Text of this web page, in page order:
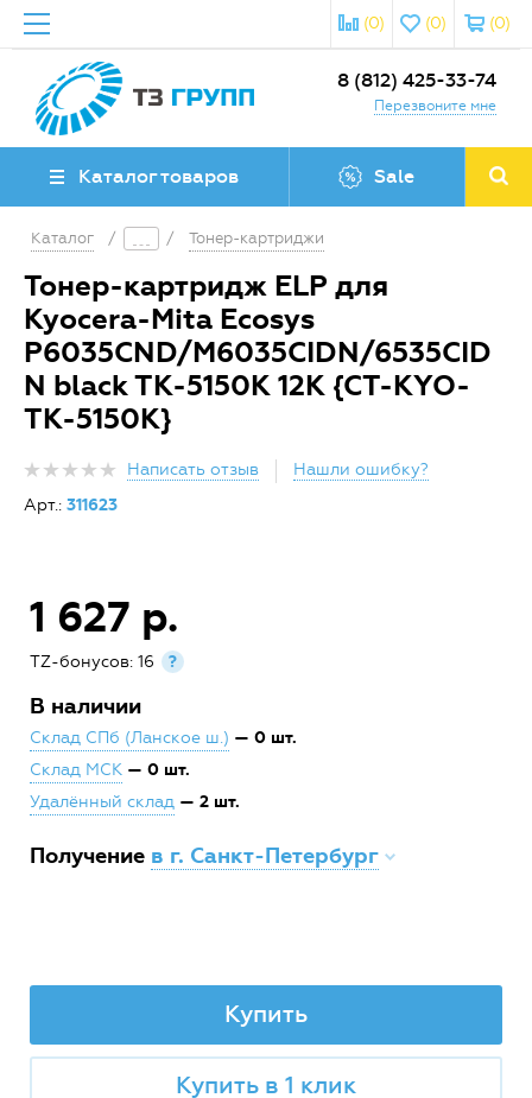
(0)
(0)
(0)
8 (812) 425-33-74
Перезвоните мне
Каталог товаров Sale
Каталог / / Тонер-картриджи
Тонер-картридж ELP для
Kyocera-Mita Ecosys
P6035CND/M6035CIDN/6535CID
N black TK-5150K 12K {CT-KYO-
TK-5150K}
Написать отзыв
Нашли ошибку?
Арт.: 311623
1 627 р.
TZ-бонусов: 16 ?
В наличии
Склад СПб (Ланское ш.) — 0 шт.
Склад МСК — 0 шт.
Удалённый склад — 2 шт.
Получение в г. Санкт-Петербург
Купить
Купить в 1 клик